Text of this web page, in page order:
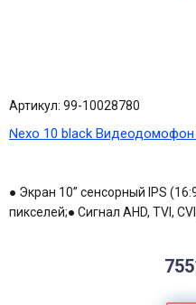
Артикул: 99-10028780
Nexo 10 black Видеодомофон
● Экран 10” сенсорный IPS
пикселей;● Сигнал AHD, TVI,